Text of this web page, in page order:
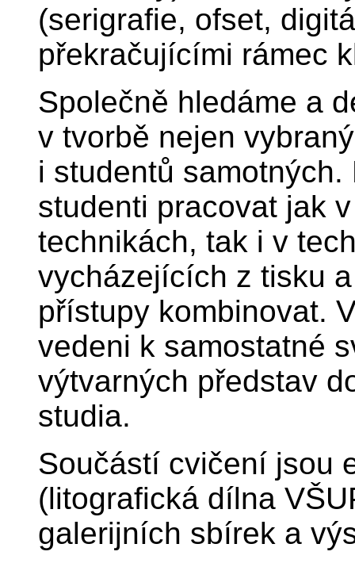
(serigrafie, ofset,
překračujícími rámec
Společně hledáme a
v tvorbě nejen
i studentů
studenti pracovat jak
technikách, tak i v
vycházejících z tisku
přístupy kombinovat.
vedeni k samostatné
výtvarných představ
studia.
Součástí cvičení jsou
(litografická dílna
galerijních sbírek a